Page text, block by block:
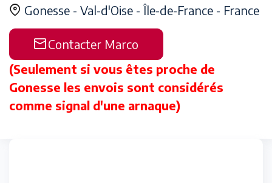
Gonesse - Val-d'Oise - Île-de-France - France
Contacter Marco
(Seulement si vous êtes proche de
Gonesse les envois sont considérés
comme signal d'une arnaque)